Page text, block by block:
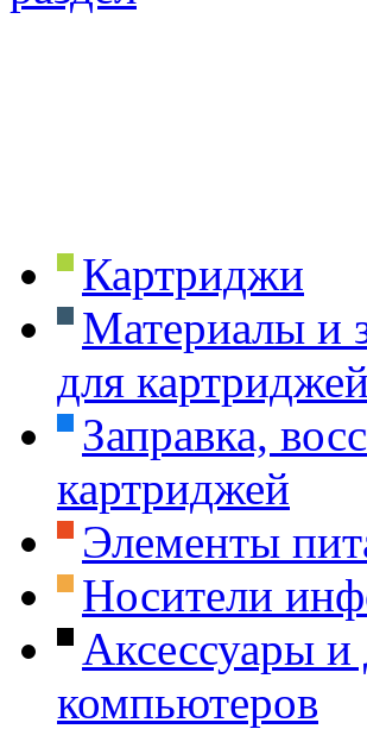
Картриджи
Материалы и
для картриджей
Заправка,
картриджей
Элементы
Носители
Аксессуары и
компьютеров